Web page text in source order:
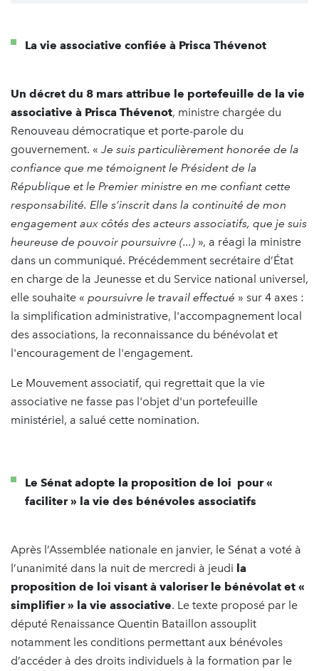
La vie associative confiée à Prisca Thévenot
Un décret du 8 mars attribue le portefeuille de la vie
associative à Prisca Thévenot, ministre chargée du
Renouveau démocratique et porte-parole du
gouvernement. « Je suis particulièrement honorée de la
confiance que me témoignent le Président de la
République et le Premier ministre en me confiant cette
responsabilité. Elle s’inscrit dans la continuité de mon
engagement aux côtés des acteurs associatifs, que je suis
heureuse de pouvoir poursuivre (...) », a réagi la ministre
dans un communiqué. Précédemment secrétaire d’État
en charge de la Jeunesse et du Service national universel,
elle souhaite « poursuivre le travail effectué » sur 4 axes :
la simplification administrative, l'accompagnement local
des associations, la reconnaissance du bénévolat et
l'encouragement de l'engagement.
Le Mouvement associatif, qui regrettait que la vie
associative ne fasse pas l'objet d'un portefeuille
ministériel, a salué cette nomination.
Le Sénat adopte la proposition de loi pour «
faciliter » la vie des bénévoles associatifs
Après l’Assemblée nationale en janvier, le Sénat a voté à
l’unanimité dans la nuit de mercredi à jeudi la
proposition de loi visant à valoriser le bénévolat et «
simplifier » la vie associative. Le texte proposé par le
député Renaissance Quentin Bataillon assouplit
notamment les conditions permettant aux bénévoles
d’accéder à des droits individuels à la formation par le